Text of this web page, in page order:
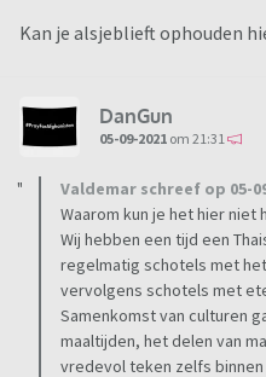
Kan je alsjeblieft ophouden
DanGun
05-09-2021 om 21:31
Valdemar schreef op 05-
Waarom kun je het hier niet
Wij hebben een tijd een
regelmatig schotels met
vervolgens schotels met
Samenkomst van culturen
maaltijden, het delen van
vredevol teken zelfs